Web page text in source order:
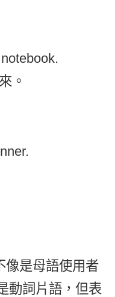
。
像是母語使用者
動詞片語，但表